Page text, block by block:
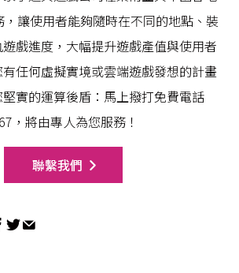
，讓使用者能夠隨時在不同的地點、裝
戲進度，大幅提升遊戲產值與使用者
任何虛擬實境或雲端遊戲發想的計畫
實的運算後盾：馬上撥打免費電話
，將由專人為您服務！
聯繫我們